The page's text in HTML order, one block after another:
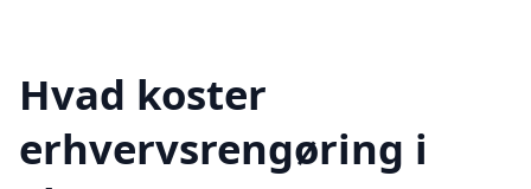
Hvad koster
erhvervsrengøring i